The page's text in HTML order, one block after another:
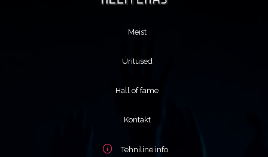
Meist
Üritused
Hall of fame
Kontakt
Tehniline info